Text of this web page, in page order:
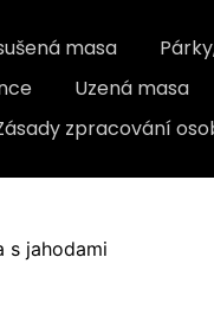
masa
Uzená masa
zpracování
s jahodami